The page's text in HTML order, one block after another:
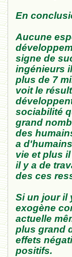
En
Aucune
signe de
ingénieurs
plus de 7
voit le
sociabilité
grand
des
a
vie et plus
il y a de
des ces
Si un jour il
exogène
actuelle
plus grand
effets
positifs.